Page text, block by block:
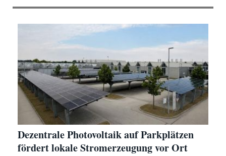
Dezentrale Photovoltaik auf Parkplätzen
fördert lokale Stromerzeugung vor Ort